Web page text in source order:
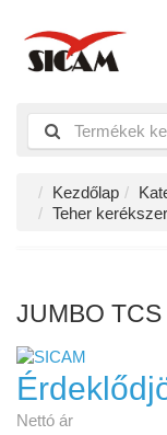
Kezdőlap
Teher
JUMBO
Nettó ár